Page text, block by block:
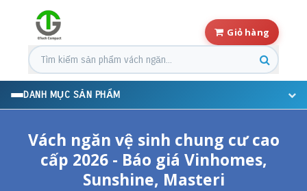
Giỏ hàng
Tìm kiếm sản phẩm
DANH MỤC SẢN PHẨM
Vách ngăn vệ sinh chung cư cao
cấp 2026 - Báo giá Vinhomes,
Sunshine, Masteri